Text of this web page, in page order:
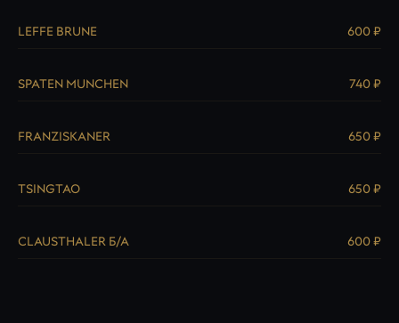
LEFFE BRUNE 600 ₽
SPATEN MUNCHEN 740 ₽
FRANZISKANER 650 ₽
TSINGTAO 650 ₽
CLAUSTHALER Б/А 600 ₽